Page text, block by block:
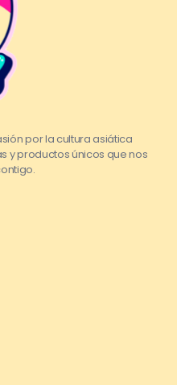
por la cultura asiática
y productos únicos que nos